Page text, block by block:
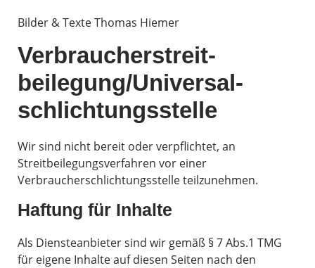
Bilder & Texte Thomas Hiemer
Verbraucher­streit­
beilegung/Universal­
schlichtungs­stelle
Wir sind nicht bereit oder verpflichtet, an
Streitbeilegungsverfahren vor einer
Verbraucherschlichtungsstelle teilzunehmen.
Haftung für Inhalte
Als Diensteanbieter sind wir gemäß § 7 Abs.1 TMG
für eigene Inhalte auf diesen Seiten nach den